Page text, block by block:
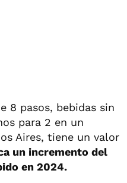
8 pasos, bebidas sin
para 2 en un
Aires, tiene un valor
un incremento del
en 2024.